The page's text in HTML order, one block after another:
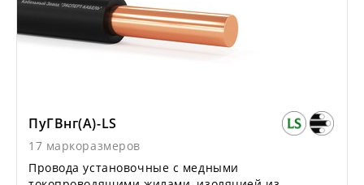
ПуГВнг(А)-LS
17 маркоразмеров
Провода установочные с медными